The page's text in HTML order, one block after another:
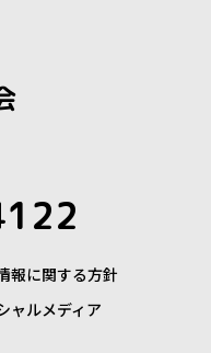
報に関する方針
ャルメディア